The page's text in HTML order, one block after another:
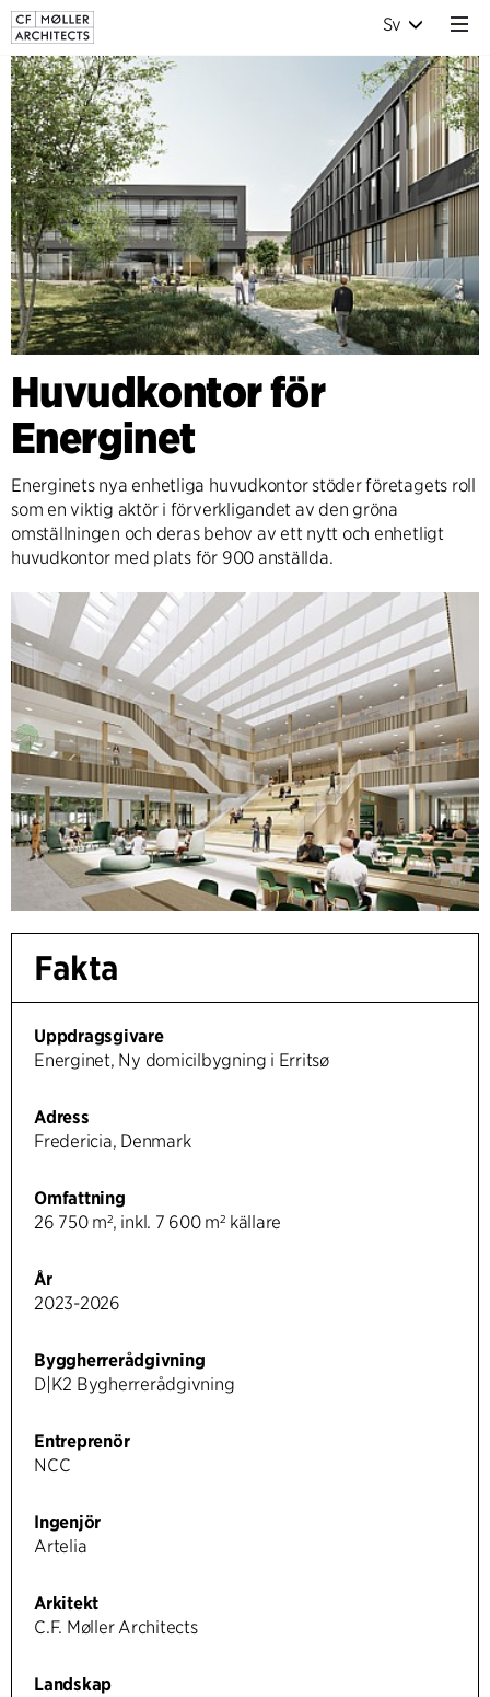
Sv
Huvudkontor för
Energinet
Energinets nya enhetliga huvudkontor stöder företagets roll
som en viktig aktör i förverkligandet av den gröna
omställningen och deras behov av ett nytt och enhetligt
huvudkontor med plats för 900 anställda.
Fakta
Uppdragsgivare
Energinet, Ny domicilbygning i Erritsø
Adress
Fredericia, Denmark
Omfattning
26 750 m², inkl. 7 600 m² källare
År
2023-2026
Byggherrerådgivning
D|K2 Bygherrerådgivning
Entreprenör
NCC
Ingenjör
Artelia
Arkitekt
C.F. Møller Architects
Landskap